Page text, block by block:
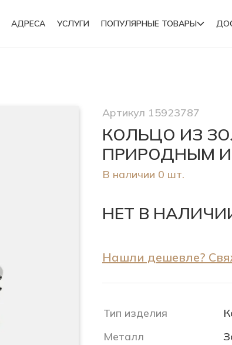
АДРЕСА УСЛУГИ ПОПУЛЯРНЫЕ ТОВАРЫ
Броши
Артикул 15923787
КОЛЬЦО ИЗ
ПРИРОДНЫМ
В наличии 0 шт.
НЕТ В
Нашли дешевле?
Тип изделия
Металл